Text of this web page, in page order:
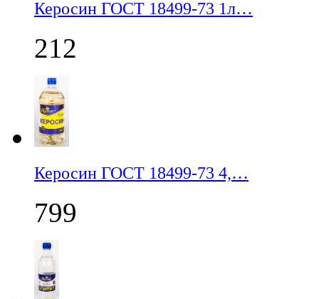
Керосин ГОСТ 18499-73 1л…
212
Керосин ГОСТ 18499-73 4,…
799